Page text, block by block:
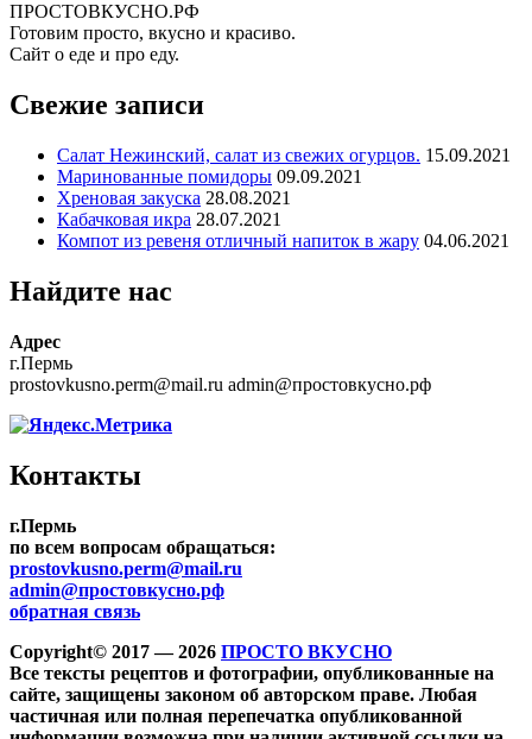
ПРОСТОВКУСНО.РФ
Готовим просто, вкусно и красиво.
Сайт о еде и про еду.
Свежие записи
Салат Нежинский, салат из свежих огурцов. 15.09.2021
Маринованные помидоры 09.09.2021
Хреновая закуска 28.08.2021
Кабачковая икра 28.07.2021
Компот из ревеня отличный напиток в жару 04.06.2021
Найдите нас
Адрес
г.Пермь
prostovkusno.perm@mail.ru admin@простовкусно.рф
Контакты
г.Пермь
по всем вопросам обращаться:
prostovkusno.perm@mail.ru
admin@простовкусно.рф
обратная связь
Copyright© 2017 — 2026 ПРОСТО ВКУСНО
Все тексты рецептов и фотографии, опубликованные на
сайте, защищены законом об авторском праве. Любая
частичная или полная перепечатка опубликованной